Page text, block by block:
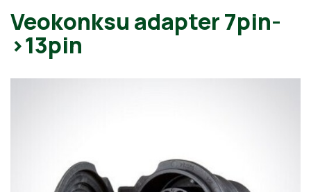
Veokonksu adapter 7pin-
>13pin